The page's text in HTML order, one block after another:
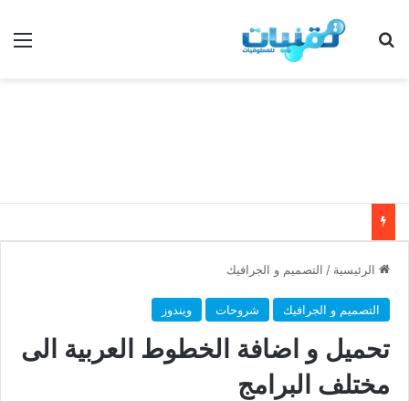
بحث عن
الرئيسية / التصميم و الجرافيك
التصميم و الجرافيك شروحات ويندوز
تحميل و اضافة الخطوط العربية الى
مختلف البرامج